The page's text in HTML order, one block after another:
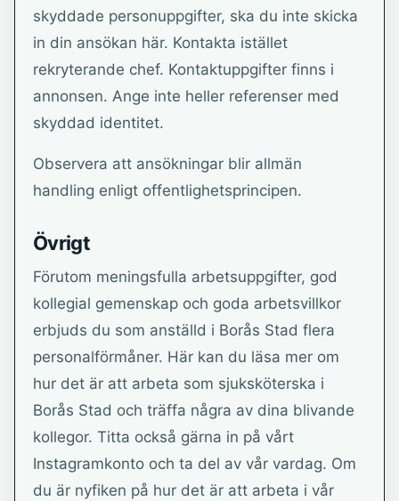
skyddade personuppgifter, ska du inte skicka
in din ansökan här. Kontakta istället
rekryterande chef. Kontaktuppgifter finns i
annonsen. Ange inte heller referenser med
skyddad identitet.
Observera att ansökningar blir allmän
handling enligt offentlighetsprincipen.
Övrigt
Förutom meningsfulla arbetsuppgifter, god
kollegial gemenskap och goda arbetsvillkor
erbjuds du som anställd i Borås Stad flera
personalförmåner. Här kan du läsa mer om
hur det är att arbeta som sjuksköterska i
Borås Stad och träffa några av dina blivande
kollegor. Titta också gärna in på vårt
Instagramkonto och ta del av vår vardag. Om
du är nyfiken på hur det är att arbeta i vår